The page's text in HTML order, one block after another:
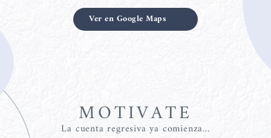
Ver en Google Maps
MOTIVATE
La cuenta regresiva ya comienza...